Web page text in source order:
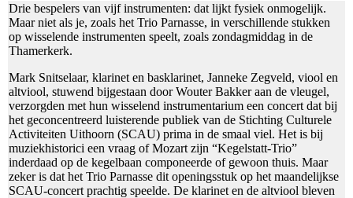
Drie bespelers van vijf instrumenten: dat lijkt fysiek onmogelijk.
Maar niet als je, zoals het Trio Parnasse, in verschillende stukken
op wisselende instrumenten speelt, zoals zondagmiddag in de
Thamerkerk.
Mark Snitselaar, klarinet en basklarinet, Janneke Zegveld, viool en
altviool, stuwend bijgestaan door Wouter Bakker aan de vleugel,
verzorgden met hun wisselend instrumentarium een concert dat bij
het geconcentreerd luisterende publiek van de Stichting Culturele
Activiteiten Uithoorn (SCAU) prima in de smaal viel. Het is bij
muziekhistorici een vraag of Mozart zijn “Kegelstatt-Trio”
inderdaad op de kegelbaan componeerde of gewoon thuis. Maar
zeker is dat het Trio Parnasse dit openingsstuk op het maandelijkse
SCAU-concert prachtig speelde. De klarinet en de altviool bleven